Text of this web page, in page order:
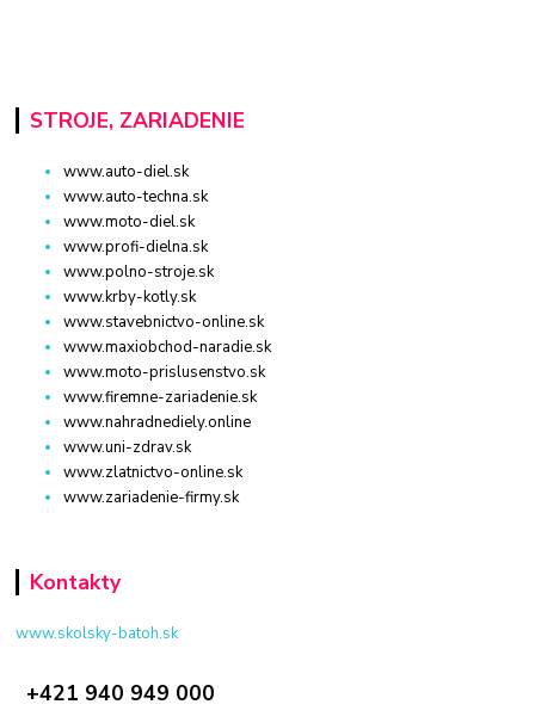
STROJE, ZARIADENIE
www.auto-diel.sk
www.auto-techna.sk
www.moto-diel.sk
www.profi-dielna.sk
www.polno-stroje.sk
www.krby-kotly.sk
www.stavebnictvo-online.sk
www.maxiobchod-naradie.sk
www.moto-prislusenstvo.sk
www.firemne-zariadenie.sk
www.nahradnediely.online
www.uni-zdrav.sk
www.zlatnictvo-online.sk
www.zariadenie-firmy.sk
Kontakty
www.skolsky-batoh.sk
+421 940 949 000